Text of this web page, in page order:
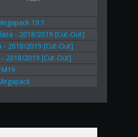
19.1
- 2018/2019 [Cut-Out]
- 2018/2019 [Cut-Out]
2018/2019 [Cut-Out]